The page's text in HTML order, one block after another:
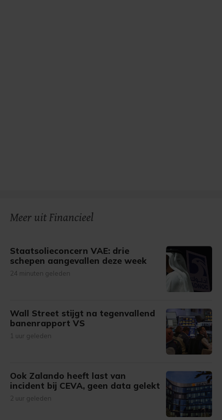
Meer uit Financieel
Staatsolieconcern VAE: drie
schepen aangevallen deze week
24 minuten geleden
Wall Street stijgt na tegenvallend
banenrapport VS
1 uur geleden
Ook Zalando heeft last van
incident bij CEVA, geen data gelekt
2 uur geleden